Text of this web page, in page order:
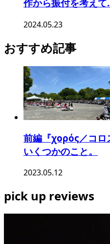
作から振付を考えて
2024.05.23
おすすめ記事
前編『χορός／コロ
いくつかのこと。
2023.05.12
pick up reviews